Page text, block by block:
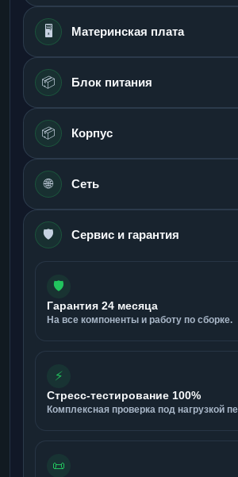
🖥️ Материнская плата
📦 Блок питания
📦 Корпус
🌐 Сеть
🛡️ Сервис и гарантия
🛡️
Гарантия 24 месяца
На все компоненты и работу по сборке.
⚡
Стресс-тестирование 100%
Комплексная проверка под нагрузкой
📜